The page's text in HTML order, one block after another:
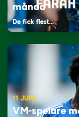
månad
De fick flest…
11 JUNI
VM-spelare